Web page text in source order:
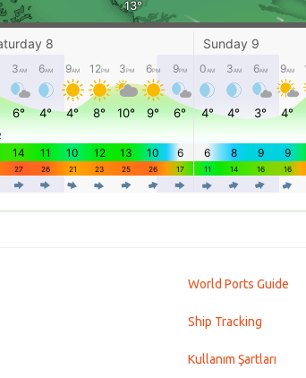
World Ports Guide
Ship Tracking
Kullanım Şartları